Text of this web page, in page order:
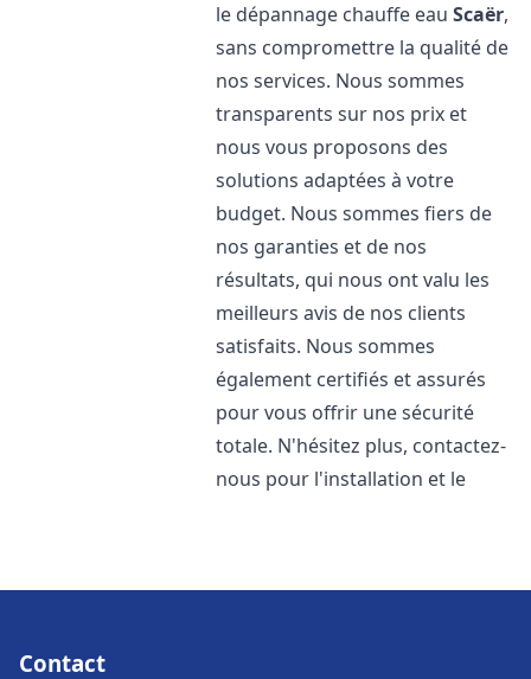
le dépannage chauffe eauScaër,
sans compromettre la qualité de
nos services. Nous sommes
transparents sur nos prix et
nous vous proposons des
solutions adaptées à votre
budget. Nous sommes fiers de
nos garanties et de nos
résultats, qui nous ont valu les
meilleurs avis de nos clients
satisfaits. Nous sommes
également certifiés et assurés
pour vous offrir une sécurité
totale. N'hésitez plus, contactez-
nous pour l'installation et le
Contact